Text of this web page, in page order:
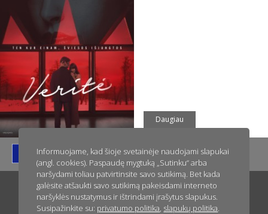
Informuojame, kad šioje svetainėje naudojami slapukai
(angl. cookies). Paspaudę mygtuką „Sutinku“ arba
naršydami toliau patvirtinsite savo sutikimą. Bet kada
galėsite atšaukti savo sutikimą pakeisdami interneto
naršyklės nustatymus ir ištrindami įrašytus slapukus.
Susipažinkite su: privatumo politika, slapukų politika.
Daugiau
Titulinis Apie ACME Film Naujienos
Greitai kinuose